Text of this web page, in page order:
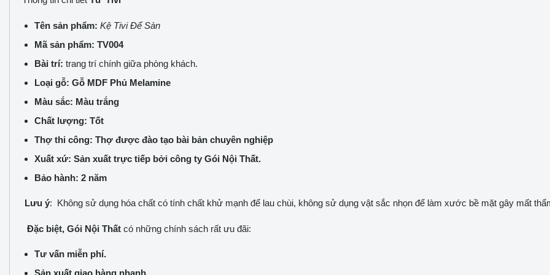
Tên sản phẩm: Kệ Tivi Để Sàn
Mã sản phẩm: TV004
Bài trí: trang trí chính giữa phòng khách.
Loại gỗ: Gỗ MDF Phủ Melamine
Màu sắc: Màu trắng
Chất lượng: Tốt
Thợ thi công: Thợ được đào tạo bài bản chuyên nghiệp
Xuất xứ: Sản xuất trực tiếp bởi công ty Gói Nội Thất.
Bảo hành: 2 năm
Lưu ý: Không sử dụng hóa chất có tính chất khử mạnh để lau chùi, không sử dụng vật sắc nhọn để làm xước bề mặt gây mất
Đặc biệt, Gói Nội Thất có những chính sách rất ưu đãi:
Tư vấn miễn phí.